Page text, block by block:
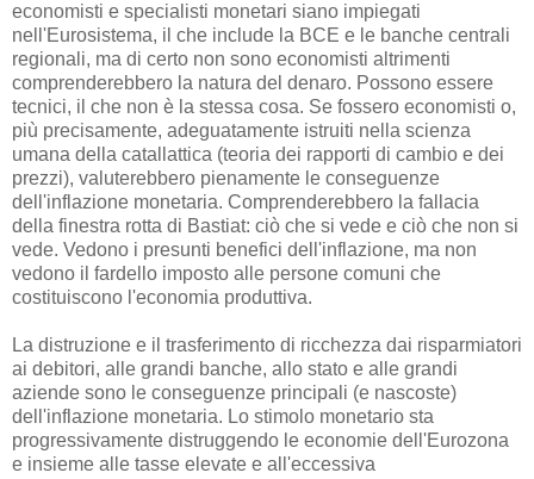
economisti e specialisti monetari siano impiegati
nell'Eurosistema, il che include la BCE e le banche centrali
regionali, ma di certo non sono economisti altrimenti
comprenderebbero la natura del denaro. Possono essere
tecnici, il che non è la stessa cosa. Se fossero economisti o,
più precisamente, adeguatamente istruiti nella scienza
umana della catallattica (teoria dei rapporti di cambio e dei
prezzi), valuterebbero pienamente le conseguenze
dell'inflazione monetaria. Comprenderebbero la fallacia
della finestra rotta di Bastiat: ciò che si vede e ciò che non si
vede. Vedono i presunti benefici dell'inflazione, ma non
vedono il fardello imposto alle persone comuni che
costituiscono l'economia produttiva.
La distruzione e il trasferimento di ricchezza dai risparmiatori
ai debitori, alle grandi banche, allo stato e alle grandi
aziende sono le conseguenze principali (e nascoste)
dell'inflazione monetaria. Lo stimolo monetario sta
progressivamente distruggendo le economie dell'Eurozona
e insieme alle tasse elevate e all'eccessiva